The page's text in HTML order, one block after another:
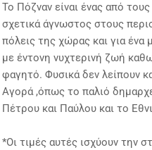
Το Πόζναν είναι ένας από
σχετικά άγνωστος στους
πόλεις της χώρας και για
με έντονη νυχτερινή ζωή
φαγητό. Φυσικά δεν λείπουν
Αγορά ,όπως το παλιό
Πέτρου και Παύλου και το
*Οι τιμές αυτές ισχύουν την